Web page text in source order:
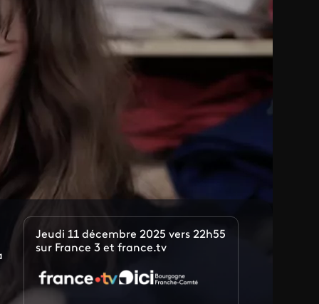
Jeudi 11 décembre 2025 vers 22h55
sur France 3 et france.tv